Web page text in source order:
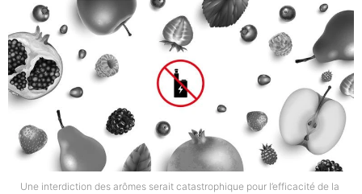
Une interdiction des arômes serait catastrophique pour l’efficacité de la